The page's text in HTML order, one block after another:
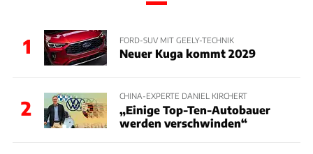
1 FORD-SUV MIT GEELY-TECHNIK
Neuer Kuga kommt 2029
2
CHINA-EXPERTE DANIEL KIRCHERT
„Einige Top-Ten-Autobauer
werden verschwinden“